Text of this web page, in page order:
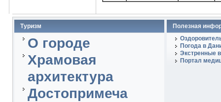
Туризм
О городе
Храмовая
архитектура
Достопримеча
Полезная
Погода в
Экстренные
Портал